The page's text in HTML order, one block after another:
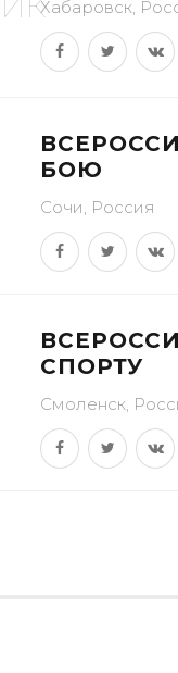
Хабаровск,
БОЮ
Сочи, Россия
СПОРТУ
Смоленск,